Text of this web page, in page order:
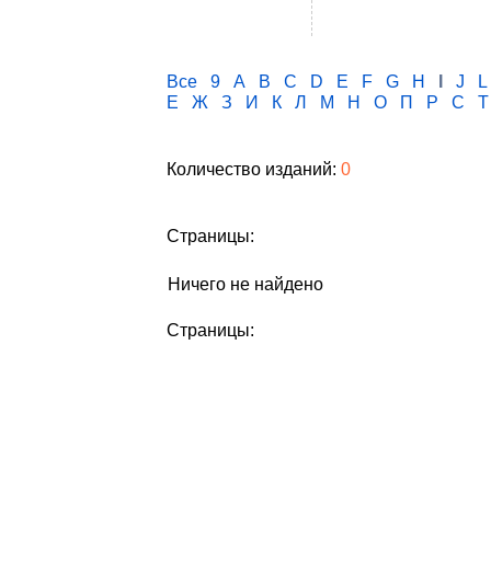
Все 9 A B C D E F G H J
L
Е
Ж З И К Л М Н О П Р С Т
Количество изданий: 0
Страницы:
Ничего не найдено
Страницы: